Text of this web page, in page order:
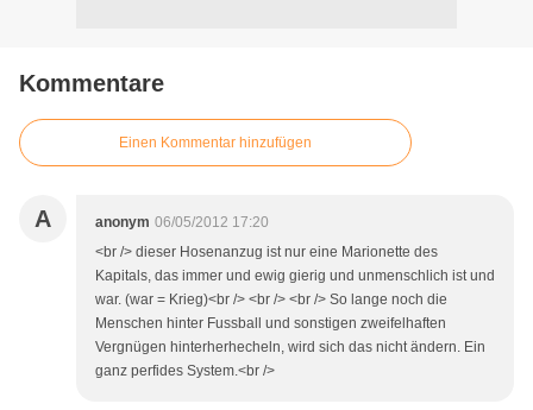
Kommentare
Einen Kommentar hinzufügen
A anonym 06/05/2012 17:20
<br /> dieser Hosenanzug ist nur eine Marionette des
Kapitals, das immer und ewig gierig und unmenschlich ist und
war. (war = Krieg)<br /> <br /> <br /> So lange noch die
Menschen hinter Fussball und sonstigen zweifelhaften
Vergnügen hinterherhecheln, wird sich das nicht ändern. Ein
ganz perfides System.<br />